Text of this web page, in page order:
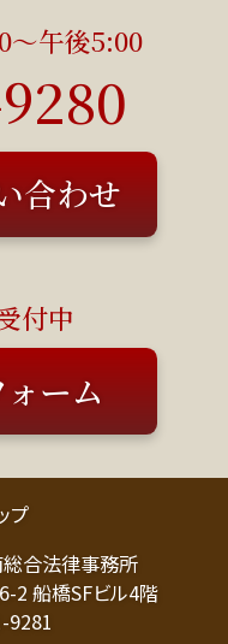
30分無料
夜間・土曜
～午後5:00
合わせ
付中
ーム
プ
総合法律事務所
2 船橋SFビル4階
9281